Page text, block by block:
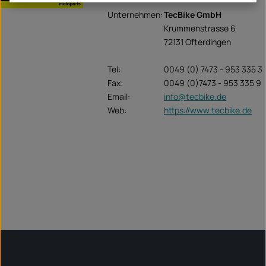
Unternehmen:TecBike GmbH
Krummenstrasse 6
72131 Ofterdingen
Tel:
0049 (0) 7473 - 953 335 3
Fax:
0049 (0)7473 - 953 335 9
Email:
info@tecbike.de
Web:
https://www.tecbike.de